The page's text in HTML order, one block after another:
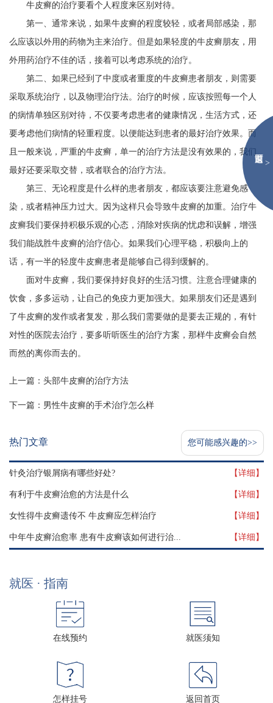
牛皮癣的治疗要看个人程度来区别对待。
第一、通常来说，如果牛皮癣的程度较轻，或者局部感染，那
么应该以外用的药物为主来治疗。但是如果轻度的牛皮癣朋友，用
外用药治疗不佳的话，接着可以考虑系统的治疗。
第二、如果已经到了中度或者重度的牛皮癣患者朋友，则需要
采取系统治疗，以及物理治疗法。治疗的时候，应该按照每一个人
的病情单独区别对待，不仅要考虑患者的健康情况，生活方式，还
要考虑他们病情的轻重程度。以便能达到患者的最好治疗效果。而
且一般来说，严重的牛皮癣，单一的治疗方法是没有效果的，我们
最好还要采取交替，或者联合的治疗方法。
第三、无论程度是什么样的患者朋友，都应该要注意避免感
染，或者精神压力过大。因为这样只会导致牛皮癣的加重。治疗牛
皮癣我们要保持积极乐观的心态，消除对疾病的忧虑和误解，增强
我们能战胜牛皮癣的治疗信心。如果我们心理平稳，积极向上的
话，有一半的轻度牛皮癣患者是能够自己得到缓解的。
面对牛皮癣，我们要保持好良好的生活习惯。注意合理健康的
饮食，多多运动，让自己的免疫力更加强大。如果朋友们还是遇到
了牛皮癣的发作或者复发，那么我们需要做的是要去正规的，有针
对性的医院去治疗，要多听听医生的治疗方案，那样牛皮癣会自然
而然的离你而去的。
上一篇： 头部牛皮癣的治疗方法
下一篇： 男性牛皮癣的手术治疗怎么样
热门文章 您可能感兴趣的>>
针灸治疗银屑病有哪些好处? 【详细】
有利于牛皮癣治愈的方法是什么 【详细】
女性得牛皮癣遗传不 牛皮癣应怎样治疗 【详细】
中年牛皮癣治愈率 患有牛皮癣该如何进行治... 【详细】
就医 · 指南
在线预约 就医须知
怎样挂号 返回首页
>